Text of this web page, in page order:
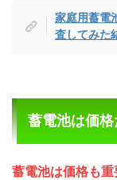
家庭用蓄電
査してみた
蓄電池は価
蓄電池は価格も